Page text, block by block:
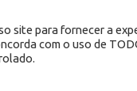
site para fornecer a
com o uso de